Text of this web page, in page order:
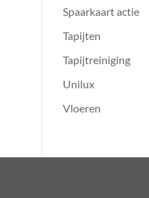
Spaarkaart actie
Tapijten
Tapijtreiniging
Unilux
Vloeren